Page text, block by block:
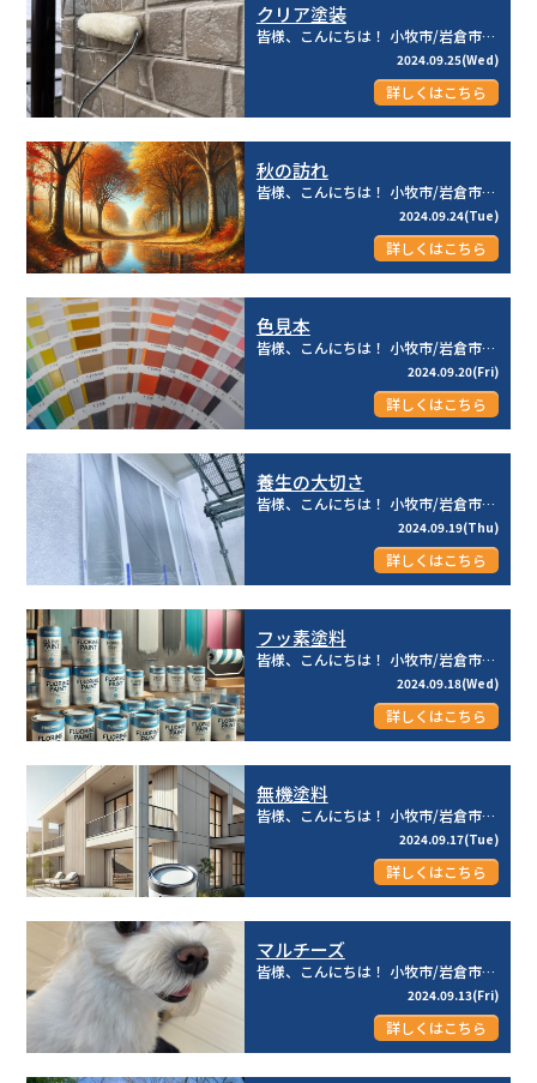
クリア塗装
皆様、こんにちは！ 小牧市/岩倉市を中心とした地域密着型☆彡 建物のメンテナンス専門店のリライフ株式...
2024.09.25(Wed)
詳しくはこちら
秋の訪れ
皆様、こんにちは！ 小牧市/岩倉市を中心とした地域密着型☆彡 建物のメンテナンス専門店のリライフ株式...
2024.09.24(Tue)
詳しくはこちら
色見本
皆様、こんにちは！ 小牧市/岩倉市を中心とした地域密着型☆彡 建物のメンテナンス専門店のリライフ株式...
2024.09.20(Fri)
詳しくはこちら
養生の大切さ
皆様、こんにちは！ 小牧市/岩倉市を中心とした地域密着型☆彡 建物のメンテナンス専門店のリライフ株式...
2024.09.19(Thu)
詳しくはこちら
フッ素塗料
皆様、こんにちは！ 小牧市/岩倉市を中心とした地域密着型☆彡 建物のメンテナンス専門店のリライフ株式...
2024.09.18(Wed)
詳しくはこちら
無機塗料
皆様、こんにちは！ 小牧市/岩倉市を中心とした地域密着型☆彡 建物のメンテナンス専門店のリライフ株式...
2024.09.17(Tue)
詳しくはこちら
マルチーズ
皆様、こんにちは！ 小牧市/岩倉市を中心とした地域密着型☆彡 建物のメンテナンス専門店のリライフ株式...
2024.09.13(Fri)
詳しくはこちら